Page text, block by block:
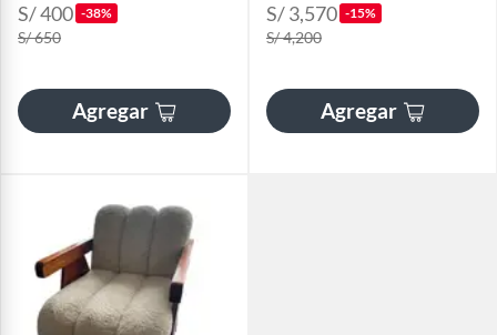
S/ 400 -38%
S/ 650
Agregar
S/ 3,570 -15%
S/ 4,200
Agregar